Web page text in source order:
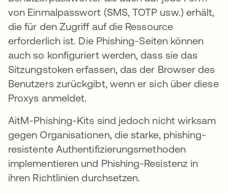
von Einmalpasswort (SMS, TOTP usw.) erhält,
die für den Zugriff auf die Ressource
erforderlich ist. Die Phishing-Seiten können
auch so konfiguriert werden, dass sie das
Sitzungstoken erfassen, das der Browser des
Benutzers zurückgibt, wenn er sich über diese
Proxys anmeldet.
AitM-Phishing-Kits sind jedoch nicht wirksam
gegen Organisationen, die starke, phishing-
resistente Authentifizierungsmethoden
implementieren und Phishing-Resistenz in
ihren Richtlinien durchsetzen.